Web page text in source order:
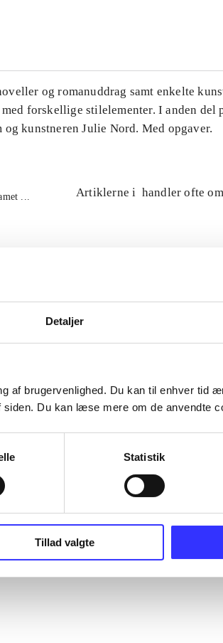
Detaljer
af brugervenlighed. Du kan til enhver tid
Du kan læse mere om de anvendte
Statistik
Tillad valgte
og romanuddrag samt enkelte
forskellige stilelementer. I anden del
kunstneren Julie Nord. Med opgaver.
...
Artiklerne i handler ofte om